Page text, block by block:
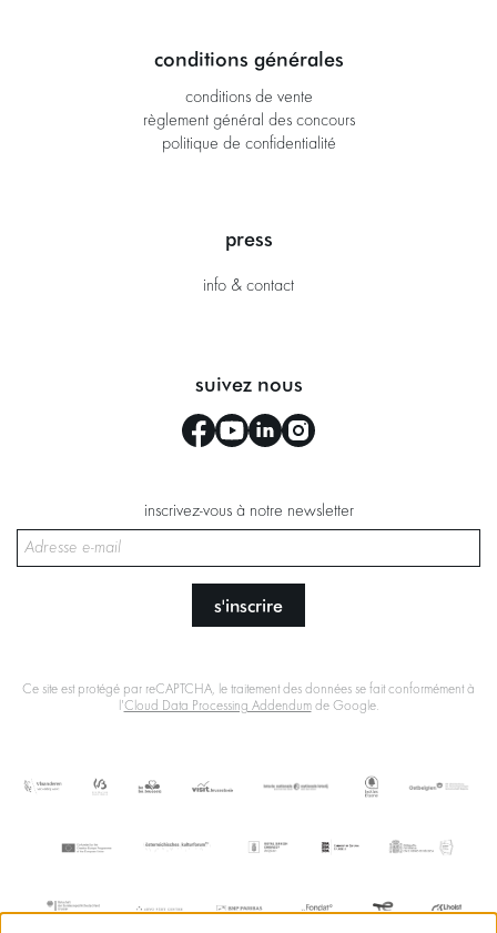
conditions générales
conditions de vente
règlement général des concours
politique de confidentialité
press
info & contact
suivez nous
inscrivez-vous à notre newsletter
s'inscrire
Ce site est protégé par reCAPTCHA, le traitement des données se fait conformément à
l'Cloud Data Processing Addendumde Google.